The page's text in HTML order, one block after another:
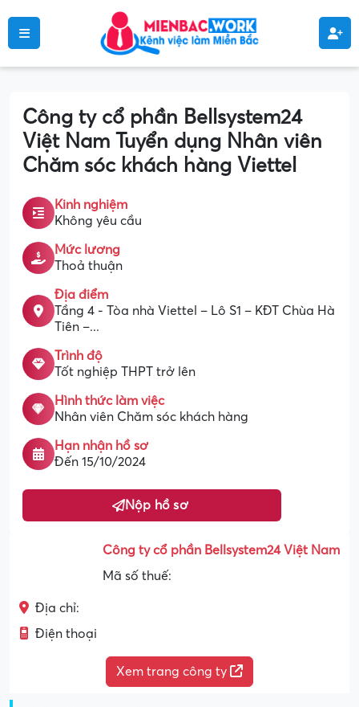
Công ty cổ phần Bellsystem24
Việt Nam Tuyển dụng Nhân viên
Chăm sóc khách hàng Viettel
Kinh nghiệm
Không yêu cầu
Mức lương
Thoả thuận
Địa điểm
Tầng 4 - Tòa nhà Viettel – Lô S1 – KĐT Chùa Hà
Tiên –...
Trình độ
Tốt nghiệp THPT trở lên
Hình thức làm việc
Nhân viên Chăm sóc khách hàng
Hạn nhận hồ sơ
Đến 15/10/2024
Nộp hồ sơ
Công ty cổ phần Bellsystem24 Việt Nam
Mã số thuế:
Địa chỉ:
Điện thoại
Xem trang công ty